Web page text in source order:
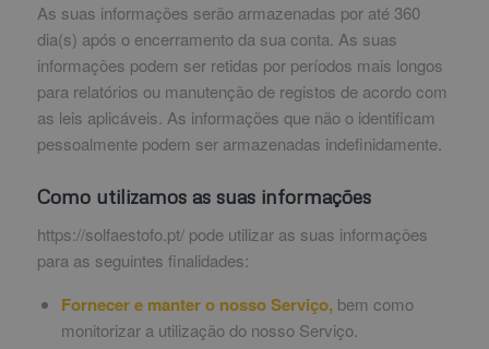
As suas informações serão armazenadas por até 360
dia(s) após o encerramento da sua conta. As suas
informações podem ser retidas por períodos mais longos
para relatórios ou manutenção de registos de acordo com
as leis aplicáveis. As informações que não o identificam
pessoalmente podem ser armazenadas indefinidamente.
Como utilizamos as suas informações
https://solfaestofo.pt/ pode utilizar as suas informações
para as seguintes finalidades:
Fornecer e manter o nosso Serviço, bem como
monitorizar a utilização do nosso Serviço.